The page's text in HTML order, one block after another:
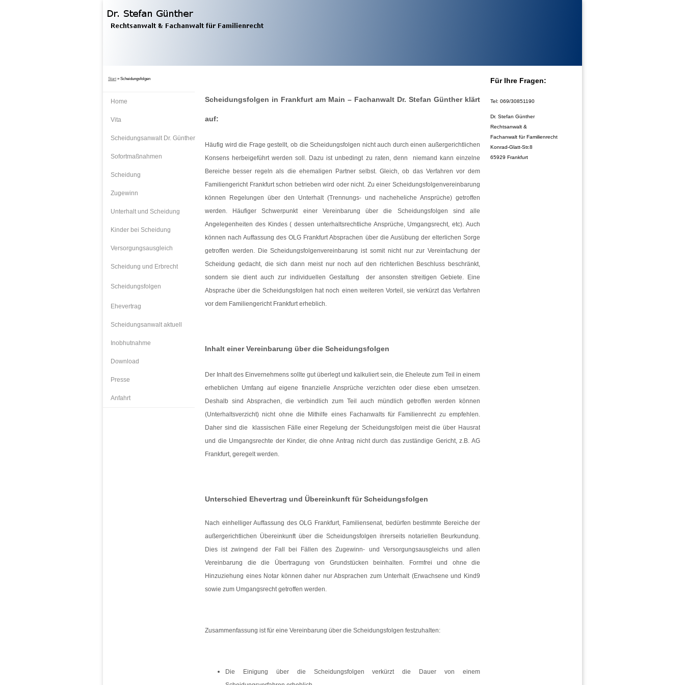
Start » Scheidungsfolgen
Home
Vita
Scheidungsanwalt Dr. Günther
Sofortmaßnahmen
Scheidung
Zugewinn
Unterhalt und Scheidung
Kinder bei Scheidung
Versorgungsausgleich
Scheidung und Erbrecht
Scheidungsfolgen
Ehevertrag
Scheidungsanwalt aktuell
Inobhutnahme
Download
Presse
Anfahrt
Scheidungsfolgen in Frankfurt am Main – Fachanwalt Dr. Stefan Günther klärt
auf:
Häufig wird die Frage gestellt, ob die Scheidungsfolgen nicht auch durch einen außergerichtlichen
Konsens herbeigeführt werden soll. Dazu ist unbedingt zu raten, denn niemand kann einzelne
Bereiche besser regeln als die ehemaligen Partner selbst. Gleich, ob das Verfahren vor dem
Familiengericht Frankfurt schon betrieben wird oder nicht. Zu einer Scheidungsfolgenvereinbarung
können Regelungen über den Unterhalt (Trennungs- und nacheheliche Ansprüche) getroffen
werden. Häufiger Schwerpunkt einer Vereinbarung über die Scheidungsfolgen sind alle
Angelegenheiten des Kindes ( dessen unterhaltsrechtliche Ansprüche, Umgangsrecht, etc). Auch
können nach Auffassung des OLG Frankfurt Absprachen über die Ausübung der elterlichen Sorge
getroffen werden. Die Scheidungsfolgenvereinbarung ist somit nicht nur zur Vereinfachung der
Scheidung gedacht, die sich dann meist nur noch auf den richterlichen Beschluss beschränkt,
sondern sie dient auch zur individuellen Gestaltung der ansonsten streitigen Gebiete. Eine
Absprache über die Scheidungsfolgen hat noch einen weiteren Vorteil, sie verkürzt das Verfahren
vor dem Familiengericht Frankfurt erheblich.
Inhalt einer Vereinbarung über die Scheidungsfolgen
Der Inhalt des Einvernehmens sollte gut überlegt und kalkuliert sein, die Eheleute zum Teil in einem
erheblichen Umfang auf eigene finanzielle Ansprüche verzichten oder diese eben umsetzen.
Deshalb sind Absprachen, die verbindlich zum Teil auch mündlich getroffen werden können
(Unterhaltsverzicht) nicht ohne die Mithilfe eines Fachanwalts für Familienrecht zu empfehlen.
Daher sind die klassischen Fälle einer Regelung der Scheidungsfolgen meist die über Hausrat
und die Umgangsrechte der Kinder, die ohne Antrag nicht durch das zuständige Gericht, z.B. AG
Frankfurt, geregelt werden.
Unterschied Ehevertrag und Übereinkunft für Scheidungsfolgen
Nach einhelliger Auffassung des OLG Frankfurt, Familiensenat, bedürfen bestimmte Bereiche der
außergerichtlichen Übereinkunft über die Scheidungsfolgen ihrerseits notariellen Beurkundung.
Dies ist zwingend der Fall bei Fällen des Zugewinn- und Versorgungsausgleichs und allen
Vereinbarung die die Übertragung von Grundstücken beinhalten. Formfrei und ohne die
Hinzuziehung eines Notar können daher nur Absprachen zum Unterhalt (Erwachsene und Kind9
sowie zum Umgangsrecht getroffen werden.
Zusammenfassung ist für eine Vereinbarung über die Scheidungsfolgen festzuhalten:
Die Einigung über die Scheidungsfolgen verkürzt die Dauer von einem
Für Ihre Fragen:
Tel: 069/30851190
Dr. Stefan Günther
Rechtsanwalt &
Fachanwalt für Familienrecht
Konrad-Glatt-Str.8
65929 Frankfurt